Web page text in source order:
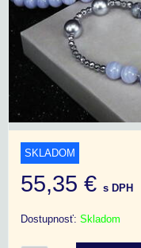
SKLADOM
55,35 € s DPH
Dostupnosť: Skladom